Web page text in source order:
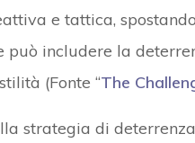
e tattica,
può includere la
(Fonte “The
strategia di